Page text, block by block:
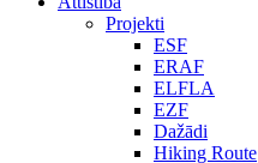
Projekti
ESF
ERAF
ELFLA
EZF
Dažādi
Hiking Route